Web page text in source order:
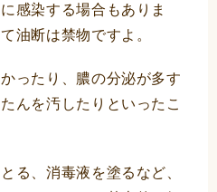
感染する場合もありま
油断は禁物ですよ。
ったり、膿の分泌が多す
んを汚したりといったこ
る、消毒液を塗るなど、